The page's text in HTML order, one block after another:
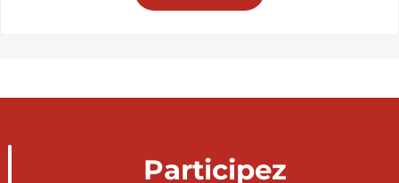
Participez